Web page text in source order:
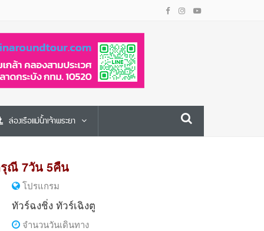
ล่องเรือแม่น้ำเจ้าพระยา
รุณี 7วัน 5คืน
โปรแกรม
ทัวร์ฉงชิ่ง ทัวร์เฉิงตู
จำนวนวันเดินทาง